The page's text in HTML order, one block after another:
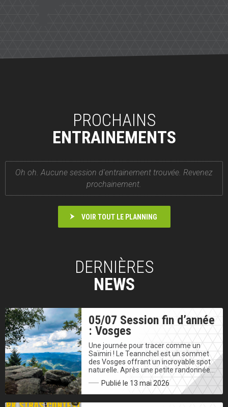
PROCHAINS
ENTRAINEMENTS
Oh oh. Aucune session d'entrainement trouvée. Revenez
prochainement.
VOIR TOUT LE PLANNING
DERNIÈRES
NEWS
05/07 Session fin d’année
: Vosges
Une journée pour tracer comme un
Saïmiri ! Le Teannchel est un sommet
des Vosges offrant un incroyable spot
naturelle. Après une petite randonnée…
Publié le 13 mai 2026